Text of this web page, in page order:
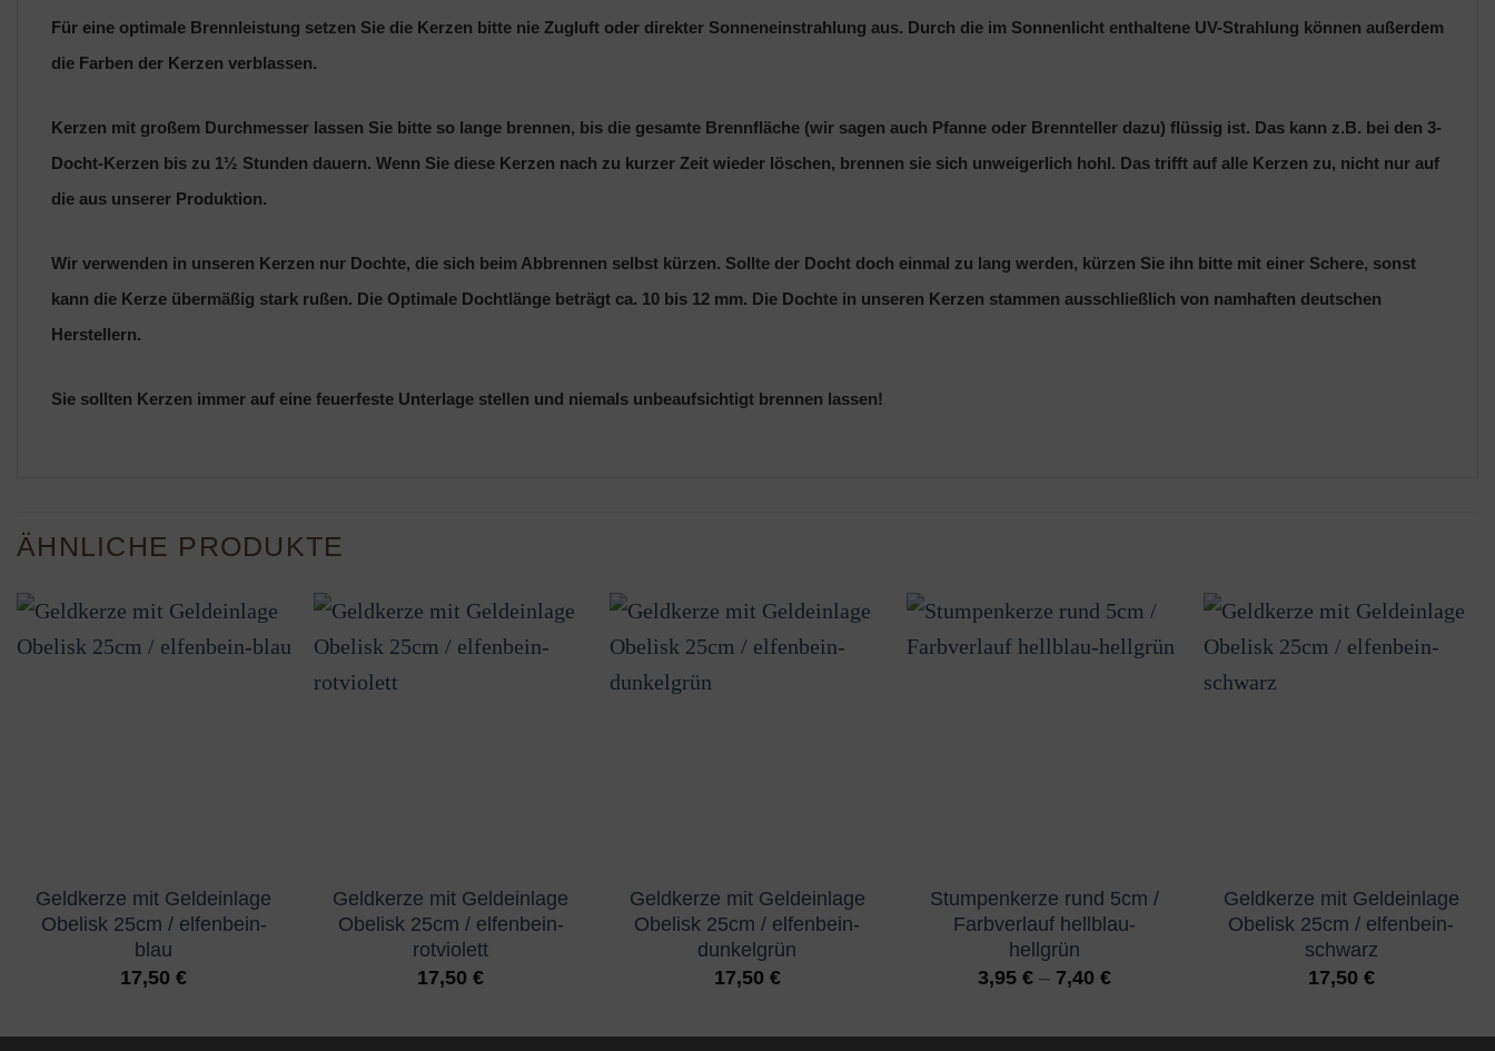
Für eine optimale Brennleistung setzen Sie die Kerzen bitte nie Zugluft oder direkter Sonneneinstrahlung aus. Durch die im Sonnenlicht enthaltene UV-Strahlung können außerdem
die Farben der Kerzen verblassen.
Kerzen mit großem Durchmesser lassen Sie bitte so lange brennen, bis die gesamte Brennfläche (wir sagen auch Pfanne oder Brennteller dazu) flüssig ist. Das kann z.B. bei den 3-
Docht-Kerzen bis zu 1½ Stunden dauern. Wenn Sie diese Kerzen nach zu kurzer Zeit wieder löschen, brennen sie sich unweigerlich hohl. Das trifft auf alle Kerzen zu, nicht nur auf
die aus unserer Produktion.
Wir verwenden in unseren Kerzen nur Dochte, die sich beim Abbrennen selbst kürzen. Sollte der Docht doch einmal zu lang werden, kürzen Sie ihn bitte mit einer Schere, sonst
kann die Kerze übermäßig stark rußen. Die Optimale Dochtlänge beträgt ca. 10 bis 12 mm. Die Dochte in unseren Kerzen stammen ausschließlich von namhaften deutschen
Herstellern.
Sie sollten Kerzen immer auf eine feuerfeste Unterlage stellen und niemals unbeaufsichtigt brennen lassen!
ÄHNLICHE PRODUKTE
Geldkerze mit Geldeinlage
Obelisk 25cm / elfenbein-
blau
17,50€
Geldkerze mit Geldeinlage
Obelisk 25cm / elfenbein-
rotviolett
17,50€
Geldkerze mit Geldeinlage
Obelisk 25cm / elfenbein-
dunkelgrün
17,50 €
Stumpenkerze rund 5cm /
Farbverlauf hellblau-
hellgrün
3,95 €– 7,40 €
Geldkerze mit Geldeinlage
Obelisk 25cm / elfenbein-
schwarz
17,50 €